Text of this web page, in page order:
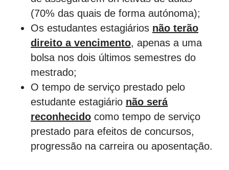
(70% das quais de forma autónoma);
Os estudantes estagiários não terão
direito a vencimento, apenas a uma
bolsa nos dois últimos semestres do
mestrado;
O tempo de serviço prestado pelo
estudante estagiário não será
reconhecido como tempo de serviço
prestado para efeitos de concursos,
progressão na carreira ou aposentação.